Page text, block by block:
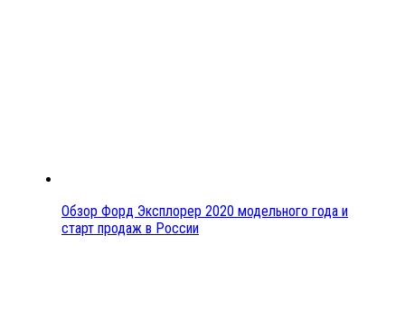
Обзор Форд Эксплорер 2020 модельного года и
старт продаж в России